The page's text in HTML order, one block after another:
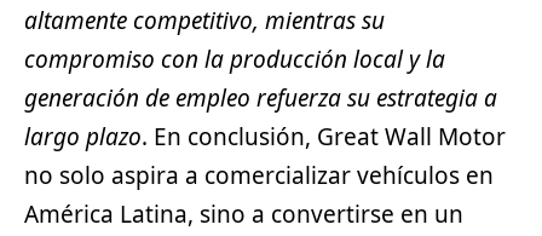
altamente competitivo, mientras su
compromiso con la producción local y la
generación de empleo refuerza su estrategia a
largo plazo. En conclusión, Great Wall Motor
no solo aspira a comercializar vehículos en
América Latina, sino a convertirse en un